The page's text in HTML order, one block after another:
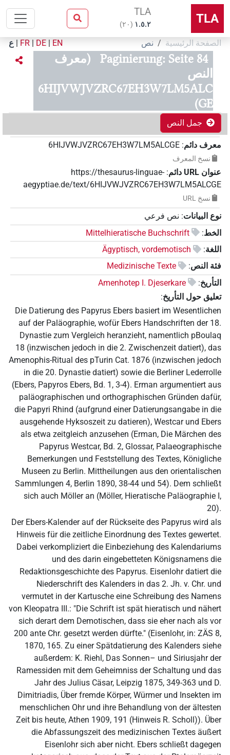
TLA
TLA
۱.٥.٢ (٢٠)
الصفحة الرئيسية نص EN
|
DE
|
FR
| ع
Paginierung: Seite 84
(معرف
النص
6HIJVWJVZRC67EH3W7LM5ALC
GE)
جمل النص
معرف دائم:
6HIJVWJVZRC67EH3W7LM5ALCGE
نسخ المعرف
عنوان‏ ‏URL‏ دائم :
https://thesaurus-linguae-
aegyptiae.de/text/6HIJVWJVZRC67EH3W7LM5ALCGE
نسخ‏ ‏URL
نوع البيانات: نص فرعي
الخط:
Mittelhieratische Buchschrift
اللغة:
Ägyptisch, vordemotisch
فئة النص:
Medizinische Texte
التأريخ:
Amenhotep I. Djeserkare
تعليق حول التأريخ:
Die Datierung des Papyrus Ebers basiert im Wesentlichen
auf der Paläographie, wofür Ebers Handschriften der 18.
Dynastie zum Vergleich heranzieht, namentlich pBoulaq
18 (inzwischen jedoch in die 2. Zwischenzeit datiert), das
Amenophis-Ritual des pTurin Cat. 1876 (inzwischen jedoch
in die 20. Dynastie datiert) sowie die Berliner Lederrolle
(Ebers, Papyros Ebers, Bd. 1, 3-4). Erman argumentiert aus
paläographischen und orthographischen Gründen dafür,
die Papyri Rhind (aufgrund einer Datierungsangabe in die
ausgehende Hyksoszeit zu datieren), Westcar und Ebers
als etwa zeitgleich anzusehen (Erman, Die Märchen des
Papyrus Westcar, Bd. 2, Glossar, Palaeographische
Bemerkungen und Feststellung des Textes, Königliche
Museen zu Berlin. Mittheilungen aus den orientalischen
Sammlungen 4, Berlin 1890, 38-44 und 54). Dem schließt
sich auch Möller an (Möller, Hieratische Paläographie I,
20).
Der Ebers-Kalender auf der Rückseite des Papyrus wird als
Hinweis für die zeitliche Einordnung des Textes gewertet.
Dabei verkompliziert die Einbeziehung des Kalendariums
und des darin eingebetteten Königsnamens die
Redaktionsgeschichte des Papyrus. Eisenlohr datiert die
Niederschrift des Kalenders in das 2. Jh. v. Chr. und
vermutet in der Kartusche eine Schreibung des Namens
von Kleopatra III.: "Die Schrift ist spät hieratisch und nähert
sich derart dem Demotischen, dass sie eher nach als vor
200 ante Chr. gesetzt werden dürfte." (Eisenlohr, in: ZÄS 8,
1870, 165. Zu einer Spätdatierung des Kalenders siehe
außerdem: K. Riehl, Das Sonnen– und Siriusjahr der
Ramessiden mit dem Geheimniss der Schaltung und das
Jahr des Julius Cäsar, Leipzig 1875, 349-363 und D.
Dimitriadis, Über fremde Körper, Würmer und Insekten im
menschlichen Ohr und ihre Behandlung von der ältesten
Zeit bis heute, Athen 1909, 191 (Hinweis R. Scholl)). Über
die Abfassungszeit des medizinischen Textes äußert
Eisenlohr sich aber nicht. Ebers schließt dagegen